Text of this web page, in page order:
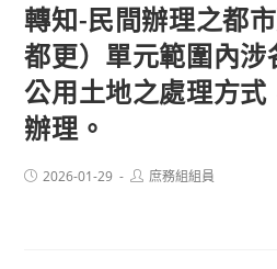
轉知-民間辦理之都
都更）單元範圍內
公用土地之處理方
辦理。
Post2026-01-29
Post庶務組組員